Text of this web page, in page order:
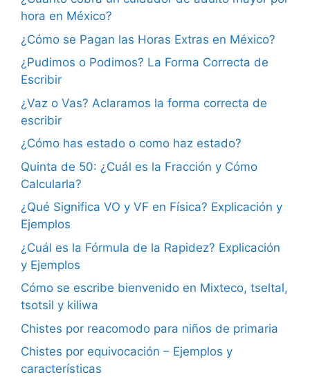
hora en México?
¿Cómo se Pagan las Horas Extras en México?
¿Pudimos o Podimos? La Forma Correcta de
Escribir
¿Vaz o Vas? Aclaramos la forma correcta de
escribir
¿Cómo has estado o como haz estado?
Quinta de 50: ¿Cuál es la Fracción y Cómo
Calcularla?
¿Qué Significa VO y VF en Física? Explicación y
Ejemplos
¿Cuál es la Fórmula de la Rapidez? Explicación
y Ejemplos
Cómo se escribe bienvenido en Mixteco, tseltal,
tsotsil y kiliwa
Chistes por reacomodo para niños de primaria
Chistes por equivocación – Ejemplos y
características